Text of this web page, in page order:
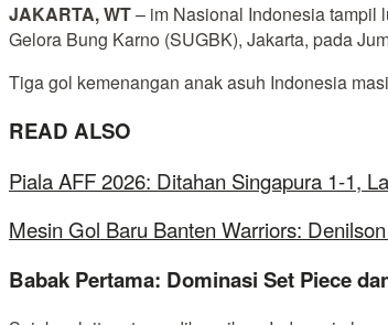
JAKARTA, WT– im Nasional Indonesia tampil
Gelora Bung Karno (SUGBK), Jakarta, pada
Tiga gol kemenangan anak asuh Indonesia
READ ALSO
Piala AFF 2026: Ditahan Singapura 1-1,
Mesin Gol Baru Banten Warriors:
Babak Pertama: Dominasi Set Piece